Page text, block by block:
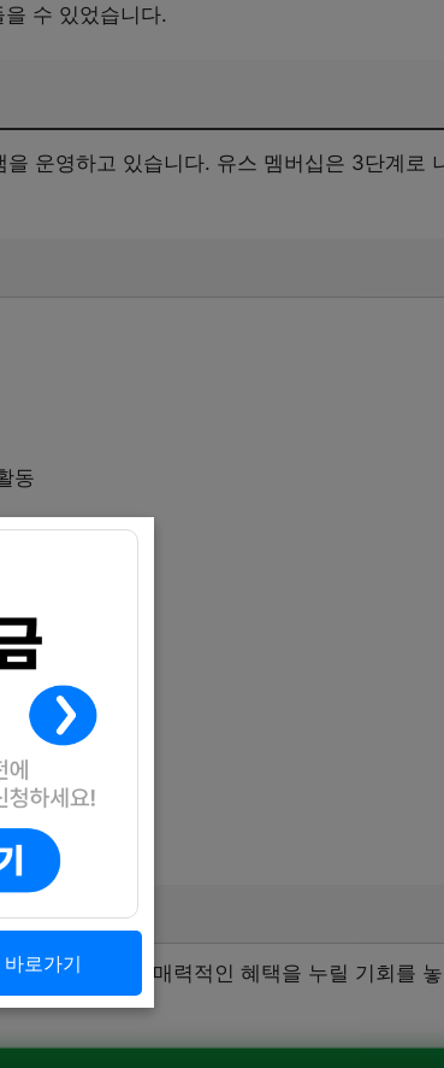
수 있었습니다.
운영하고 있습니다. 유스 멤버십은 3단계로
동
선정
정
수 있습니다. 매력적인 혜택을 누릴 기회를 놓
바로가기